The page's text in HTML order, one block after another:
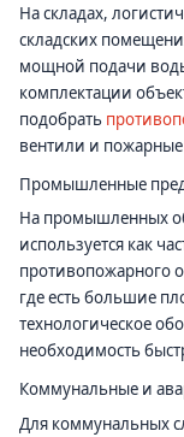
На складах,
складских
мощной подачи
комплектации
подобрать
вентили и
Промышленные
На промышленных
используется как
противопожарного
где есть большие
технологическое
необходимость
Коммунальные и
Для коммунальных